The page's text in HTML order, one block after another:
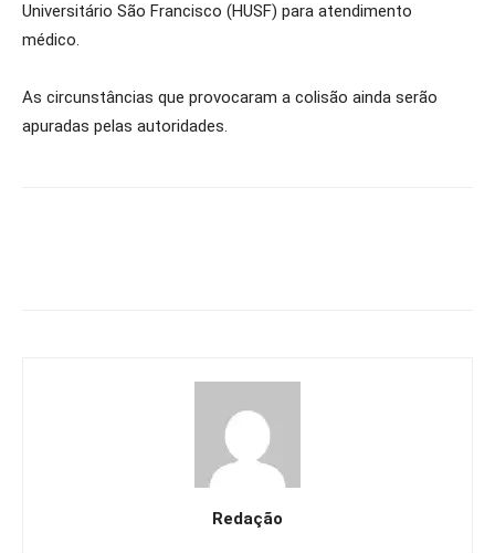
Universitário São Francisco (HUSF) para atendimento
médico.
As circunstâncias que provocaram a colisão ainda serão
apuradas pelas autoridades.
Redação